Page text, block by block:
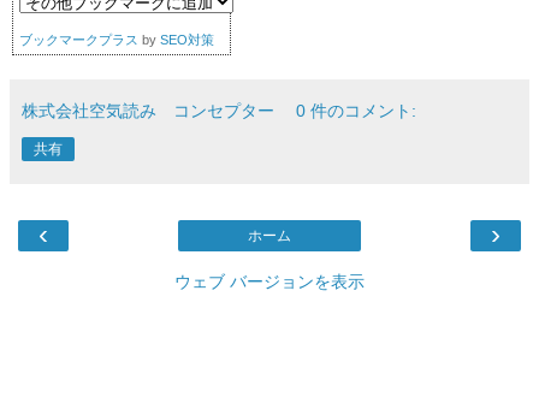
ブックマークプラス by SEO対策
株式会社空気読み コンセプター 0 件のコメント:
共有
‹ ›
ホーム
ウェブ バージョンを表示